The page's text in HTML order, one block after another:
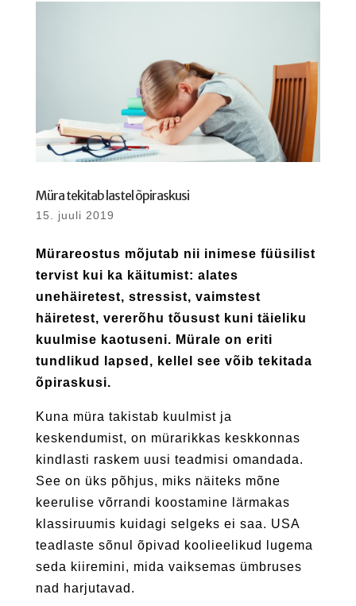
Müra tekitab lastel õpiraskusi
15. juuli 2019
Mürareostus mõjutab nii inimese füüsilist
tervist kui ka käitumist: alates
unehäiretest, stressist, vaimstest
häiretest, vererõhu tõusust kuni täieliku
kuulmise kaotuseni. Mürale on eriti
tundlikud lapsed, kellel see võib tekitada
õpiraskusi.
Kuna müra takistab kuulmist ja
keskendumist, on müra­rikkas keskkonnas
kindlasti raskem uusi teadmisi omandada.
See on üks põhjus, miks näiteks mõne
keerulise võrrandi koostamine lärmakas
klassiruumis kuidagi selgeks ei saa. USA
teadlaste sõnul õpivad koolieelikud lugema
seda kiiremini, mida vaiksemas ümbruses
nad harjutavad.